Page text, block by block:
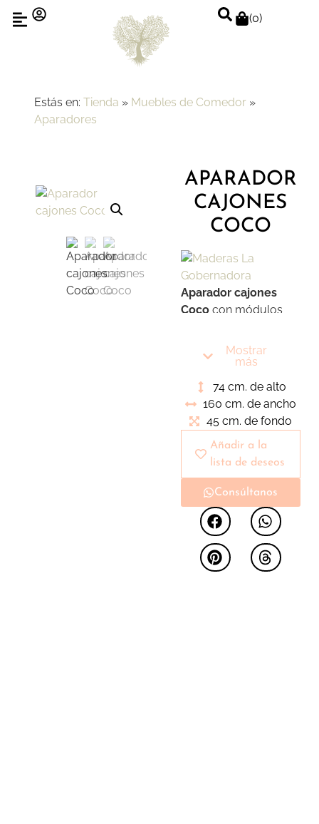
(0)
Estás en: Tienda » Muebles de Comedor »
Aparadores
APARADOR
CAJONES
COCO
Aparador cajones
Cococon módulos
Estructura sobre
patas metálicas para
poder ser ubicado en
un ambiente industrial
de su acabado.
Mostrar
más
74 cm. de alto
160 cm. de ancho
45 cm. de fondo
Añadir a la
lista de deseos
Consúltanos